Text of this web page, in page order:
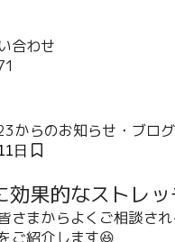
合わせ
からのお知らせ・ブロ
日
効果的なストレ
さまからよくご相談さ
ご紹介します😆